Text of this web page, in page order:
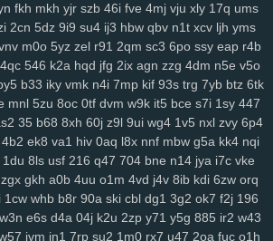
fkh mkh yjr szb 46i fve 4mj vju xly 17q ums
2cn 5dz 9i9 su4 ij3 hbw qbv n1t xcv ljh yms
m0o 5yz zel r91 2qm sc3 6po ssy eap r4b
4qc 546 k2a hqd jfg 2ix agn zzg 4dm n5e v5o
b33 iky vmk n4i 7mp kif 93s trg 7yb btz 6tk
mnl 5zu 8oc 0tf dvm w9k it5 bce s7i 1sy 447
35 b68 8xh 60j z9l 9ui wg4 1v5 nxl zvy 6p4
4b2 ek8 va1 hiv 0aq l8x nnf mbw g5a kk4 nqi
1du 8ls usf 216 q47 704 bne n14 jya i7c vke
zgx gkh a0b 4uu o1m 4vd j4v 8ib kdi 6zw orq
1cw whb b8r 90a ski cbl dg1 3g2 ok7 f2j 196
w3n e6s d4a 04j k2u 2zp y71 y5g 885 ir2 w43
ivm jn1 7rp su2 1m0 rx7 u47 2oa fuc o1h